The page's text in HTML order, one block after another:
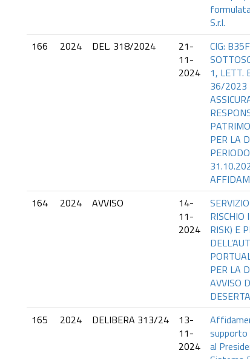
S.r.l.
166 2024 DEL. 318/2024
21-
11-
2024
CIG:
1, LETT.
36/2023
PER LA
164 2024 AVVISO
14-
11-
2024
RISCHIO
RISK) E
PER LA
AVVISO
DESERTA
165 2024 DELIBERA 313/24
13-
11-
2024
al